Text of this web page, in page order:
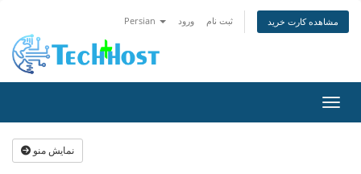
Persian ورود ثبت نام مشاهده کارت خرید
نمایش منو